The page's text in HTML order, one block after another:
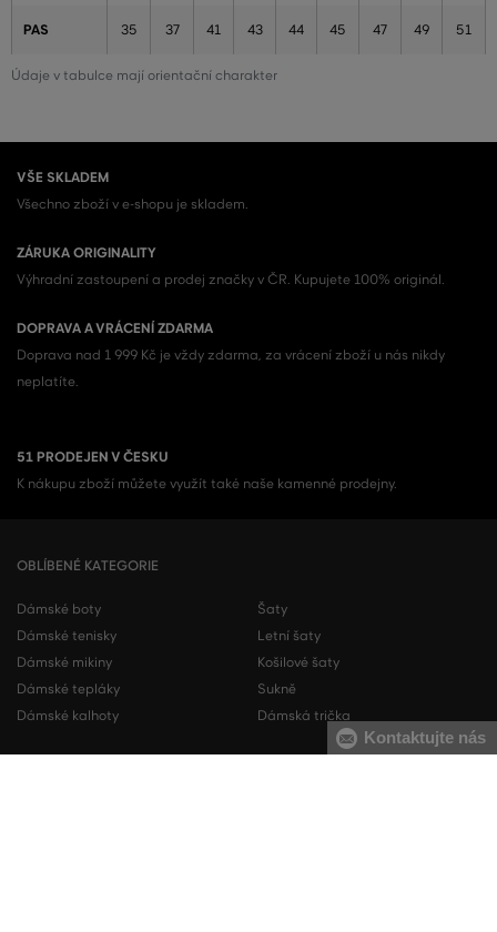
Údaje v tabulce mají orientační charakter
PAS 35 37 41 43 44 45 47 49 51
VŠE SKLADEM
Všechno zboží v e-shopu je skladem.
ZÁRUKA ORIGINALITY
Výhradní zastoupení a prodej značky v ČR. Kupujete 100% originál.
DOPRAVA A VRÁCENÍ ZDARMA
Doprava nad 1 999 Kč je vždy zdarma, za vrácení zboží u nás nikdy
neplatíte.
51 PRODEJEN V ČESKU
K nákupu zboží můžete využít také naše kamenné prodejny.
OBLÍBENÉ KATEGORIE
Dámské boty
Dámské tenisky
Dámské mikiny
Dámské tepláky
Dámské kalhoty
Šaty
Letní šaty
Košilové šaty
Sukně
Dámská trička
Kontaktujte nás